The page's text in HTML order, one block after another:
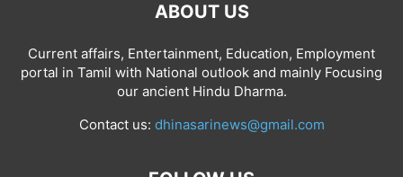
ABOUT US
Current affairs, Entertainment, Education, Employment
portal in Tamil with National outlook and mainly Focusing
our ancient Hindu Dharma.
Contact us: dhinasarinews@gmail.com